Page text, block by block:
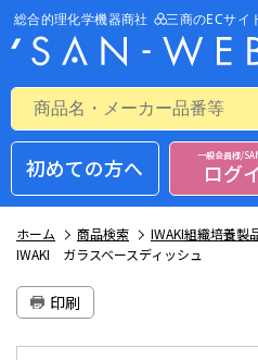
初めての方へ 一般会員様/
ログ
ホーム 商品検索
IWAKI組織培養製
IWAKI ガラスベースディッシュ
印刷